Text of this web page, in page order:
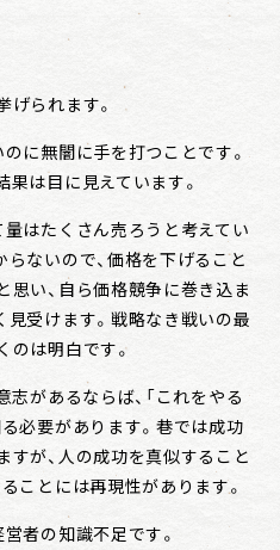
られます。
に無闇に手を打つことです。
は目に見えています。
はたくさん売ろうと考えてい
ないので、価格を下げること
い、自ら価格競争に巻き込ま
受けます。戦略なき戦いの最
のは明白です。
志があるならば、「これをやる
必要があります。巷では成功
が、人の成功を真似すること
ことには再現性があります。
者の知識不足です。